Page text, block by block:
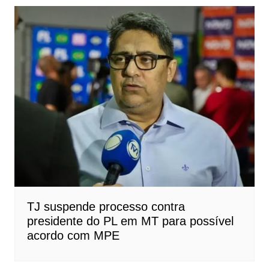
TJ suspende processo contra
presidente do PL em MT para possível
acordo com MPE